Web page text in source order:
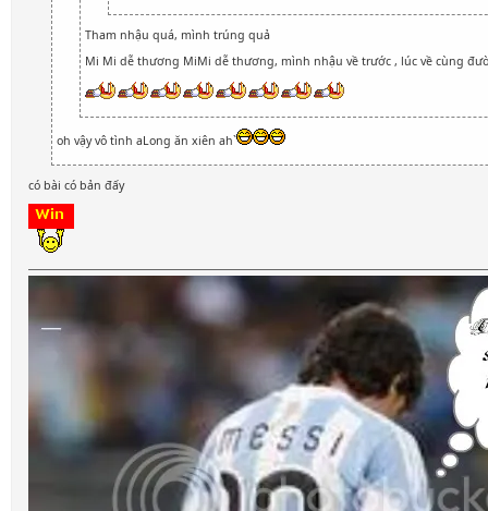
Tham nhậu quá, mình trúng quả
Mi Mi dễ thương MiMi dễ thương, mình nhậu về trước , lúc về cùng
oh vậy vô tình aLong ăn xiên ah`
có bài có bản đấy